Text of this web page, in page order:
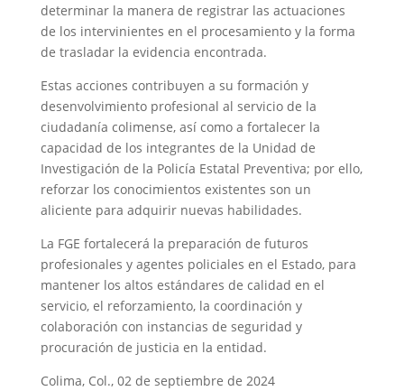
determinar la manera de registrar las actuaciones
de los intervinientes en el procesamiento y la forma
de trasladar la evidencia encontrada.
Estas acciones contribuyen a su formación y
desenvolvimiento profesional al servicio de la
ciudadanía colimense, así como a fortalecer la
capacidad de los integrantes de la Unidad de
Investigación de la Policía Estatal Preventiva; por ello,
reforzar los conocimientos existentes son un
aliciente para adquirir nuevas habilidades.
La FGE fortalecerá la preparación de futuros
profesionales y agentes policiales en el Estado, para
mantener los altos estándares de calidad en el
servicio, el reforzamiento, la coordinación y
colaboración con instancias de seguridad y
procuración de justicia en la entidad.
Colima, Col., 02 de septiembre de 2024